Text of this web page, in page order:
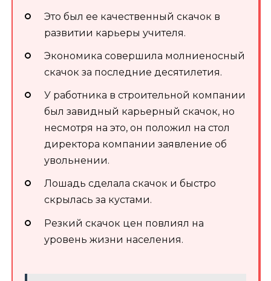
Это был ее качественный скачок в
развитии карьеры учителя.
Экономика совершила молниеносный
скачок за последние десятилетия.
У работника в строительной компании
был завидный карьерный скачок, но
несмотря на это, он положил на стол
директора компании заявление об
увольнении.
Лошадь сделала скачок и быстро
скрылась за кустами.
Резкий скачок цен повлиял на
уровень жизни населения.